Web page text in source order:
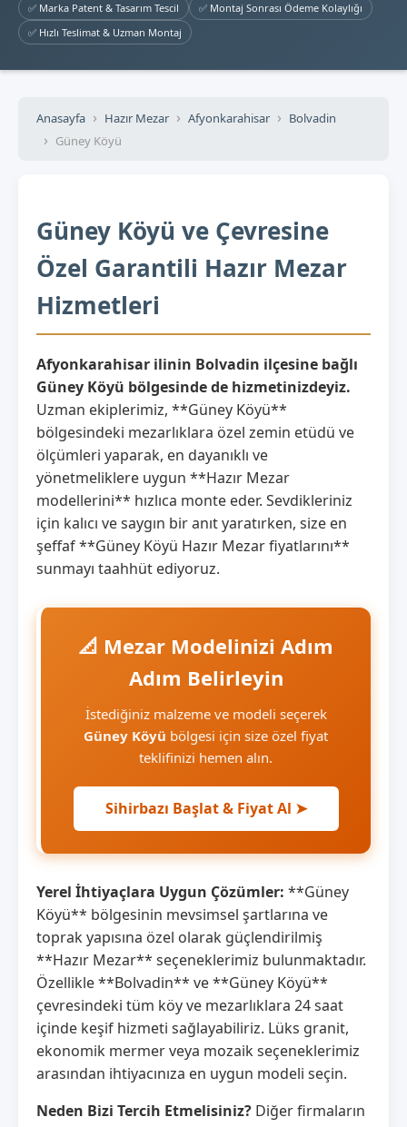
✅ Marka Patent & Tasarım Tescil
✅ Montaj Sonrası Ödeme Kolaylığı
✅ Hızlı Teslimat & Uzman Montaj
Anasayfa Hazır Mezar Afyonkarahisar
Bolvadin
Güney Köyü
Güney Köyü ve Çevresine
Özel Garantili Hazır Mezar
Hizmetleri
Afyonkarahisar ilinin Bolvadin ilçesine bağlı
Güney Köyü bölgesinde de hizmetinizdeyiz.
Uzman ekiplerimiz, **Güney Köyü**
bölgesindeki mezarlıklara özel zemin etüdü ve
ölçümleri yaparak, en dayanıklı ve
yönetmeliklere uygun **Hazır Mezar
modellerini** hızlıca monte eder. Sevdikleriniz
için kalıcı ve saygın bir anıt yaratırken, size en
şeffaf **Güney Köyü Hazır Mezar fiyatlarını**
sunmayı taahhüt ediyoruz.
📐 Mezar Modelinizi Adım
Adım Belirleyin
İstediğiniz malzeme ve modeli seçerek
Güney Köyü bölgesi için size özel fiyat
teklifinizi hemen alın.
Sihirbazı Başlat & Fiyat Al ➤
Yerel İhtiyaçlara Uygun Çözümler: **Güney
Köyü** bölgesinin mevsimsel şartlarına ve
toprak yapısına özel olarak güçlendirilmiş
**Hazır Mezar** seçeneklerimiz bulunmaktadır.
Özellikle **Bolvadin** ve **Güney Köyü**
çevresindeki tüm köy ve mezarlıklara 24 saat
içinde keşif hizmeti sağlayabiliriz. Lüks granit,
ekonomik mermer veya mozaik seçeneklerimiz
arasından ihtiyacınıza en uygun modeli seçin.
Neden Bizi Tercih Etmelisiniz? Diğer firmaların